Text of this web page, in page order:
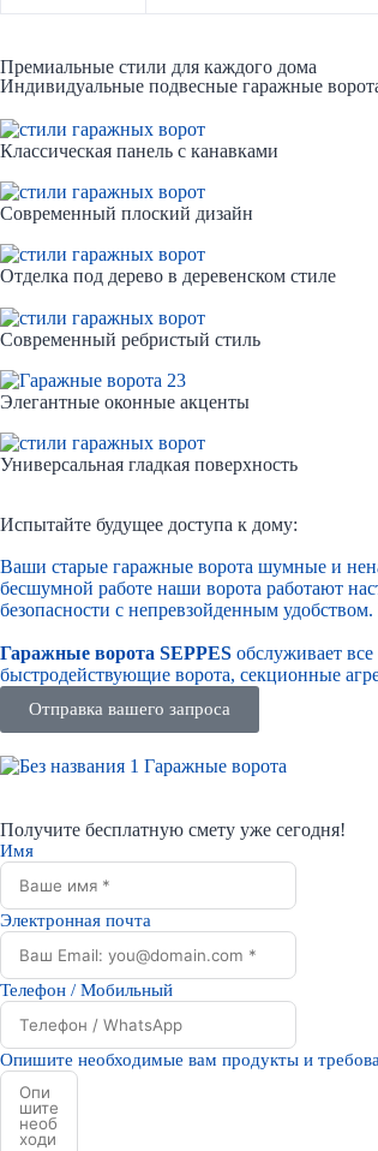
Премиальные стили для каждого дома
Индивидуальные подвесные гаражные
Классическая панель с канавками
Современный плоский дизайн
Отделка под дерево в деревенском стиле
Современный ребристый стиль
Элегантные оконные акценты
Универсальная гладкая поверхность
Испытайте будущее доступа к дому:
Ваши старые гаражные ворота шумные и
бесшумной работе наши ворота работают
безопасности с непревзойденным
Гаражные ворота SEPPES обслуживает
быстродействующие ворота, секционные
Отправка вашего запроса
Получите бесплатную смету уже сегодня!
Имя
Электронная почта
Телефон / Мобильный
Опишите необходимые вам продукты и